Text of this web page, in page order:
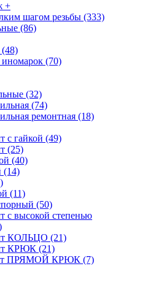
+
шагом резьбы (333)
(86)
(70)
(32)
(74)
ремонтная (18)
с гайкой (49)
(25)
(40)
(14)
(11)
(50)
с высокой степенью
КОЛЬЦО (21)
КРЮК (21)
ПРЯМОЙ КРЮК (7)